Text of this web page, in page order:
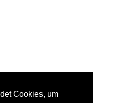
Cookies, um